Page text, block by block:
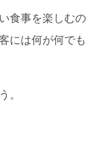
食事を楽しむの
には何が何でも
。